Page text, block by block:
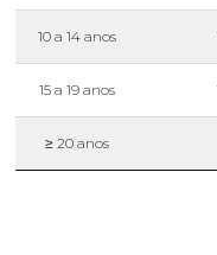
10 a 14 anos
15 a 19 anos
≥ 20 anos